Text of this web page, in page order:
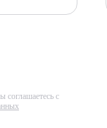
соглашаетесь с